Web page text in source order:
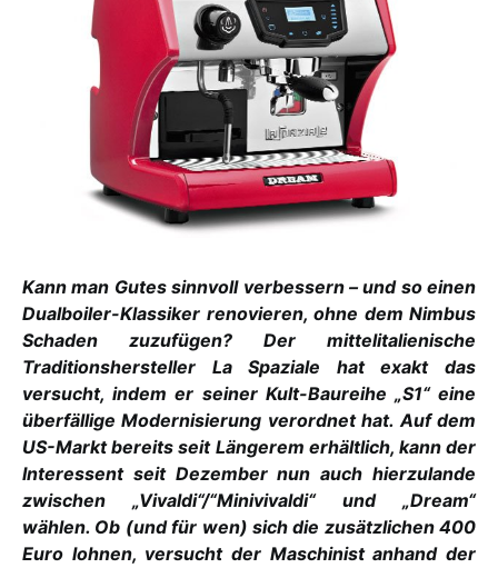
Kann man Gutes sinnvoll verbessern – und so einen
Dualboiler-Klassiker renovieren, ohne dem Nimbus
Schaden zuzufügen? Der mittelitalienische
Traditionshersteller La Spaziale hat exakt das
versucht, indem er seiner Kult-Baureihe „S1“ eine
überfällige Modernisierung verordnet hat. Auf dem
US-Markt bereits seit Längerem erhältlich, kann der
Interessent seit Dezember nun auch hierzulande
zwischen „Vivaldi“/“Minivivaldi“ und „Dream“
wählen. Ob (und für wen) sich die zusätzlichen 400
Euro lohnen, versucht der Maschinist anhand der